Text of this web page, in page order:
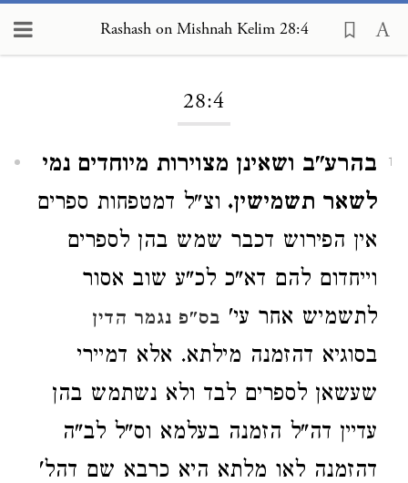
Rashash on Mishnah Kelim 28:4
28:4
1
בהרע"ב ושאינן מצוירות מיוחדים נמי
לשאר תשמישין. וצ"ל דמטפחות ספרים
אין הפירוש דכבר שמש בהן לספרים
וייחדום להם דא"כ לכ"ע שוב אסור
לתשמיש אחר עי' בס"פ נגמר הדין
בסוגיא דהזמנה מילתא. אלא דמיירי
שעשאן לספרים לבד ולא נשתמש בהן
עדיין דה"ל הזמנה בעלמא וס"ל לב"ה
דהזמנה לאו מלתא היא כרבא שם דהל'